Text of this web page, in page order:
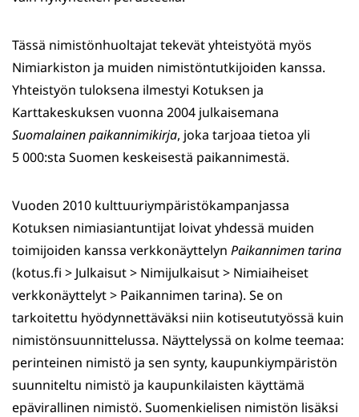
Tässä nimistönhuoltajat tekevät yhteistyötä myös
Nimiarkiston ja muiden nimistöntutkijoiden kanssa.
Yhteistyön tuloksena ilmestyi Kotuksen ja
Karttakeskuksen vuonna 2004 julkaisemana
Suomalainen paikannimikirja, joka tarjoaa tietoa yli
5 000:sta Suomen keskeisestä paikannimestä.
Vuoden 2010 kulttuuriympäristökampanjassa
Kotuksen nimiasiantuntijat loivat yhdessä muiden
toimijoiden kanssa verkkonäyttelyn Paikannimen tarina
(kotus.fi > Julkaisut > Nimijulkaisut > Nimiaiheiset
verkkonäyttelyt > Paikannimen tarina). Se on
tarkoitettu hyödynnettäväksi niin kotiseututyössä kuin
nimistönsuunnittelussa. Näyttelyssä on kolme teemaa:
perinteinen nimistö ja sen synty, kaupunkiympäristön
suunniteltu nimistö ja kaupunkilaisten käyttämä
epävirallinen nimistö. Suomenkielisen nimistön lisäksi